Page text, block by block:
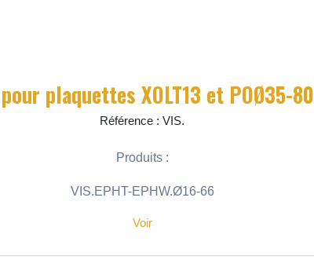
plaquettes XOLT13 et POØ35-80
Référence : VIS.
Produits :
VIS.EPHT-EPHW.Ø16-66
Voir